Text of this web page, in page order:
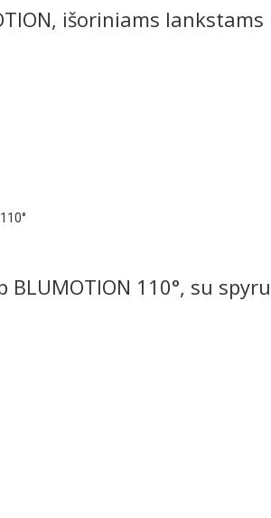
išoriniams lankstams
110°, su